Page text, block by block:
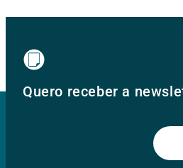
Quero receber a